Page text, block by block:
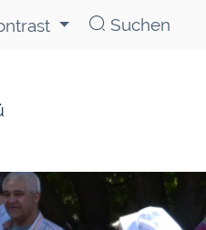
Suchen